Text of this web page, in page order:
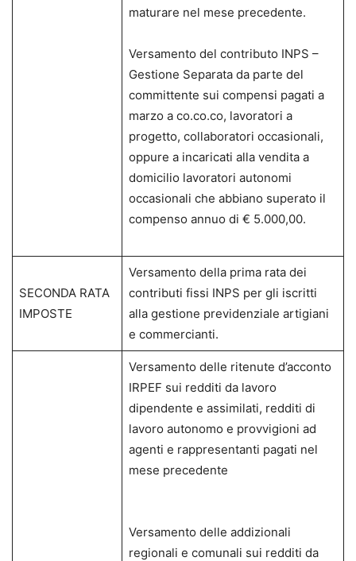
maturare nel mese precedente.
Versamento del contributo INPS –
Gestione Separata da parte del
committente sui compensi pagati a
marzo a co.co.co, lavoratori a
progetto, collaboratori occasionali,
oppure a incaricati alla vendita a
domicilio lavoratori autonomi
occasionali che abbiano superato il
compenso annuo di € 5.000,00.
SECONDA RATA
IMPOSTE
Versamento della prima rata dei
contributi fissi INPS per gli iscritti
alla gestione previdenziale artigiani
e commercianti.
Versamento delle ritenute d’acconto
IRPEF sui redditi da lavoro
dipendente e assimilati, redditi di
lavoro autonomo e provvigioni ad
agenti e rappresentanti pagati nel
mese precedente
Versamento delle addizionali
regionali e comunali sui redditi da